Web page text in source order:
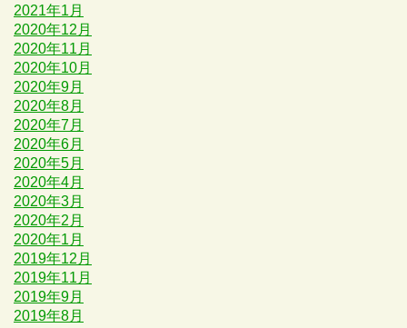
2021年1月
2020年12月
2020年11月
2020年10月
2020年9月
2020年8月
2020年7月
2020年6月
2020年5月
2020年4月
2020年3月
2020年2月
2020年1月
2019年12月
2019年11月
2019年9月
2019年8月